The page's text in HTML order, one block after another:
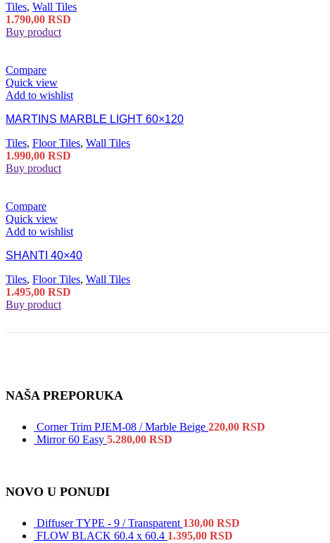
Tiles, Wall Tiles
1.790,00 RSD
Buy product
Compare
Quick view
Add to wishlist
MARTINS MARBLE LIGHT 60×120
Tiles, Floor Tiles, Wall Tiles
1.990,00 RSD
Buy product
Compare
Quick view
Add to wishlist
SHANTI 40×40
Tiles, Floor Tiles, Wall Tiles
1.495,00 RSD
Buy product
NAŠA PREPORUKA
Corner Trim PJEM-08 / Marble Beige 220,00 RSD
Mirror 60 Easy 5.280,00 RSD
NOVO U PONUDI
Diffuser TYPE - 9 / Transparent 130,00 RSD
FLOW BLACK 60.4 x 60.4 1.395,00 RSD